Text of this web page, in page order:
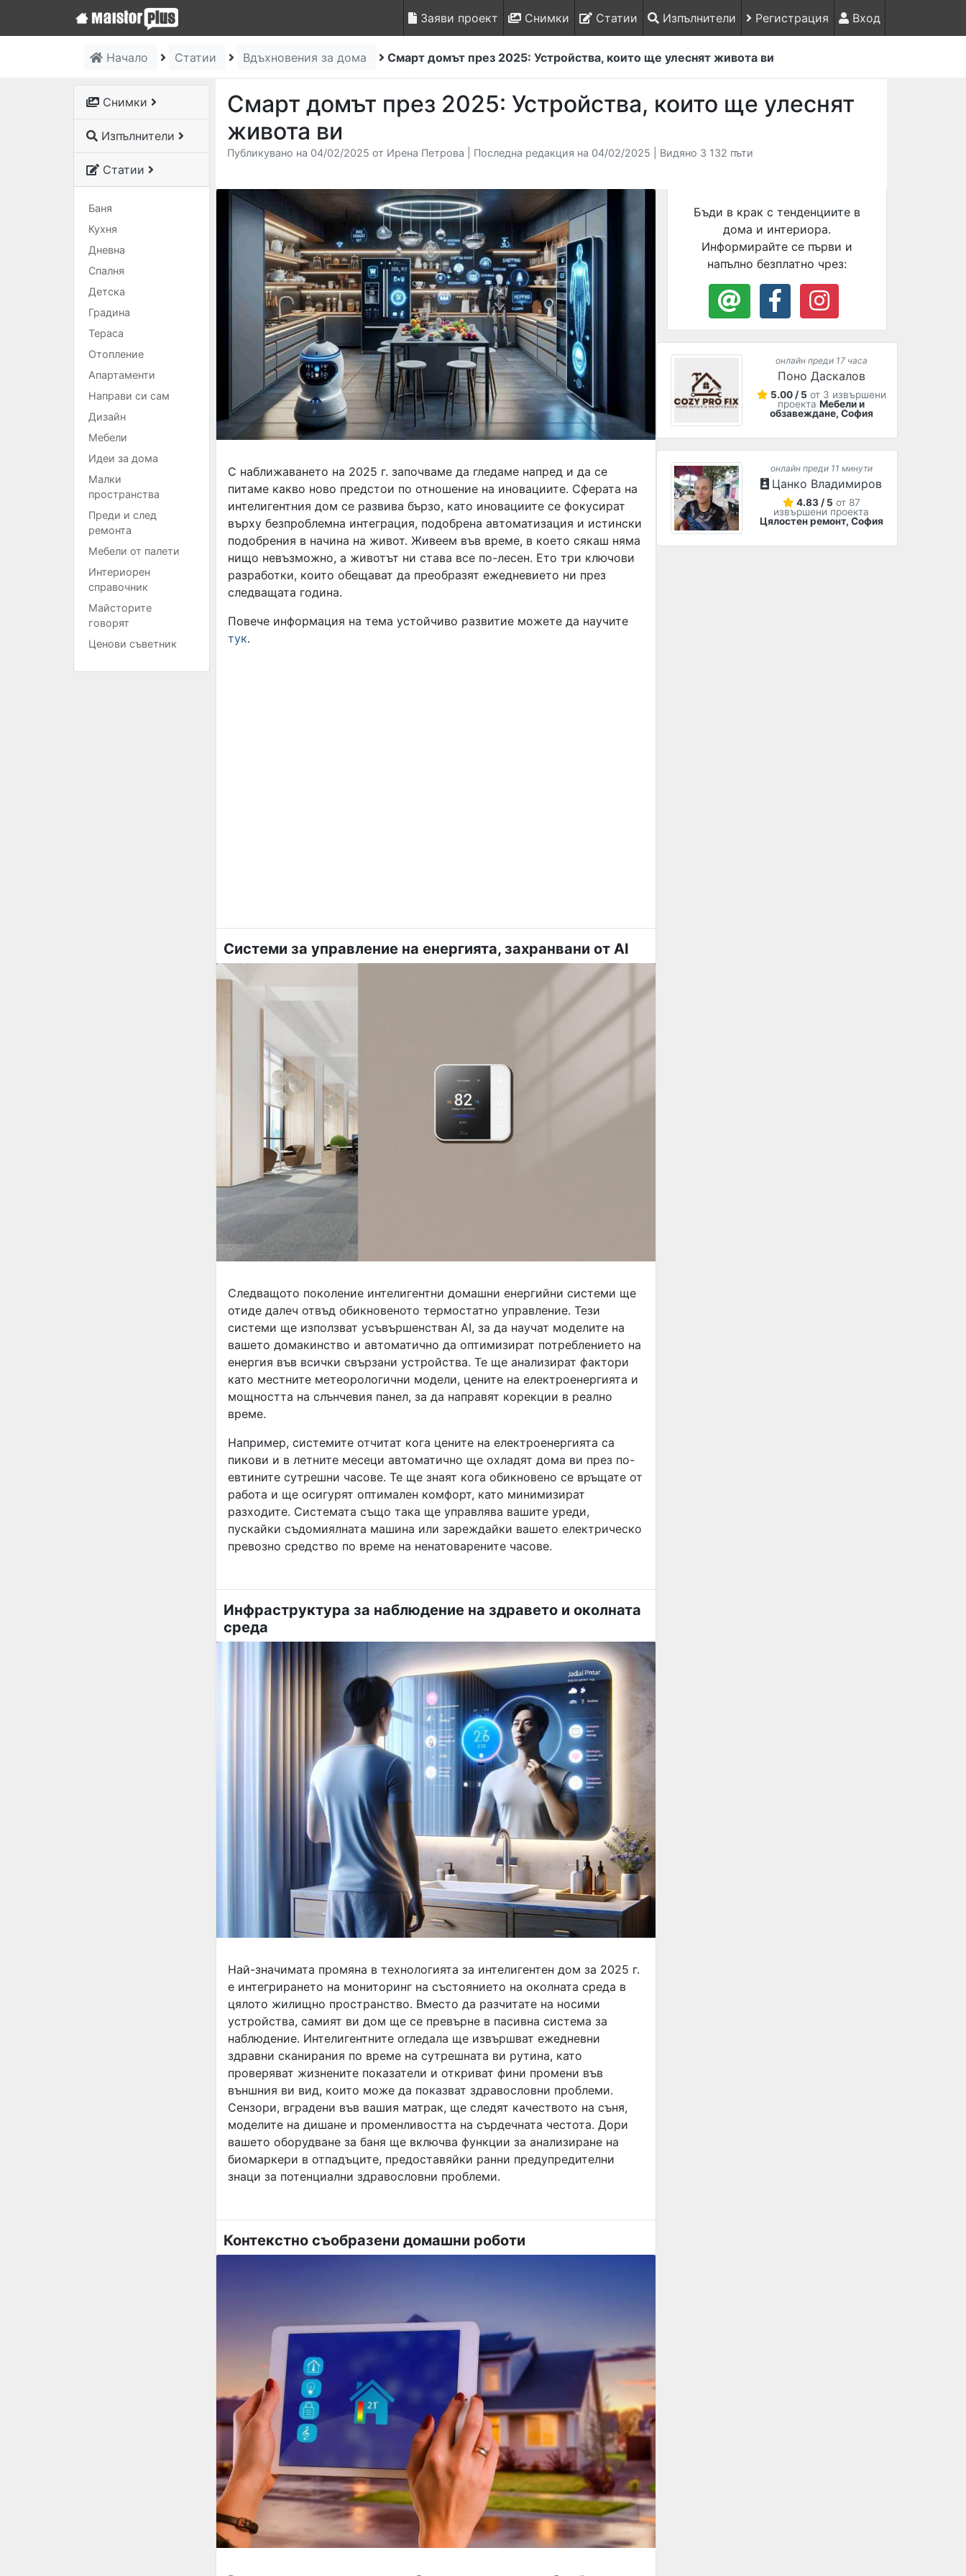
Заяви проект Снимки Статии Изпълнители Регистрация Вход
Начало Статии Вдъхновения за дома Смарт домът през 2025: Устройства, които ще улеснят живота ви
Снимки
Изпълнители
Статии
Баня
Кухня
Дневна
Спалня
Детска
Градина
Тераса
Отопление
Апартаменти
Направи си сам
Дизайн
Мебели
Идеи за дома
Малки
пространства
Преди и след
ремонта
Мебели от палети
Интериорен
справочник
Майсторите
говорят
Ценови съветник
Смарт домът през 2025: Устройства, които ще улеснят
живота ви
Публикувано на 04/02/2025 от Ирена Петрова | Последна редакция на 04/02/2025 | Видяно 3 132 пъти
С наближаването на 2025 г. започваме да гледаме напред и да се
питаме какво ново предстои по отношение на иновациите. Сферата на
интелигентния дом се развива бързо, като иновациите се фокусират
върху безпроблемна интеграция, подобрена автоматизация и истински
подобрения в начина на живот. Живеем във време, в което сякаш няма
нищо невъзможно, а животът ни става все по-лесен. Ето три ключови
разработки, които обещават да преобразят ежедневието ни през
следващата година.
Повече информация на тема устойчиво развитие можете да научите
тук.
Системи за управление на енергията, захранвани от AI
Следващото поколение интелигентни домашни енергийни системи ще
отиде далеч отвъд обикновеното термостатно управление. Тези
системи ще използват усъвършенстван AI, за да научат моделите на
вашето домакинство и автоматично да оптимизират потреблението на
енергия във всички свързани устройства. Те ще анализират фактори
като местните метеорологични модели, цените на електроенергията и
мощността на слънчевия панел, за да направят корекции в реално
време.
Например, системите отчитат кога цените на електроенергията са
пикови и в летните месеци автоматично ще охладят дома ви през по-
евтините сутрешни часове. Те ще знаят кога обикновено се връщате от
работа и ще осигурят оптимален комфорт, като минимизират
разходите. Системата също така ще управлява вашите уреди,
пускайки съдомиялната машина или зареждайки вашето електрическо
превозно средство по време на ненатоварените часове.
Инфраструктура за наблюдение на здравето и околната
среда
Най-значимата промяна в технологията за интелигентен дом за 2025 г.
е интегрирането на мониторинг на състоянието на околната среда в
цялото жилищно пространство. Вместо да разчитате на носими
устройства, самият ви дом ще се превърне в пасивна система за
наблюдение. Интелигентните огледала ще извършват ежедневни
здравни сканирания по време на сутрешната ви рутина, като
проверяват жизнените показатели и откриват фини промени във
външния ви вид, които може да показват здравословни проблеми.
Сензори, вградени във вашия матрак, ще следят качеството на съня,
моделите на дишане и променливостта на сърдечната честота. Дори
вашето оборудване за баня ще включва функции за анализиране на
биомаркери в отпадъците, предоставяйки ранни предупредителни
знаци за потенциални здравословни проблеми.
Контекстно съобразени домашни роботи
Бъди в крак с тенденциите в
дома и интериора.
Информирайте се първи и
напълно безплатно чрез:
онлайн преди 17 часа
Поно Даскалов
5.00 / 5 от 3 извършени
проектаМебели и
обзавеждане, София
онлайн преди 11 минути
Цанко Владимиров
4.83 / 5 от 87
извършени проекта
Цялостен ремонт, София